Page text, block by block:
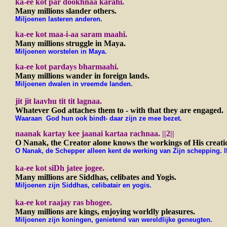
ka-ee kot par dookhnaa karahi.
Many millions slander others.
Miljoenen lasteren anderen.
ka-ee kot maa-i-aa saram maahi.
Many millions struggle in Maya.
Miljoenen worstelen in Maya.
ka-ee kot pardays bharmaahi.
Many millions wander in foreign lands.
Miljoenen dwalen in vreemde landen.
jit jit laavhu tit tit lagnaa.
Whatever God attaches them to - with that they are engaged.
Waaraan God hun ook bindt- daar zijn ze mee bezet.
naanak kartay kee jaanai kartaa rachnaa. ||2||
O Nanak, the Creator alone knows the workings of His
O Nanak, de Schepper alleen kent de werking van Zijn schepping.
ka-ee kot siDh jatee jogee.
Many millions are Siddhas, celibates and Yogis.
Miljoenen zijn Siddhas, celibatair en yogis.
ka-ee kot raajay ras bhogee.
Many millions are kings, enjoying worldly pleasures.
Miljoenen zijn koningen, genietend van wereldlijke geneugten.